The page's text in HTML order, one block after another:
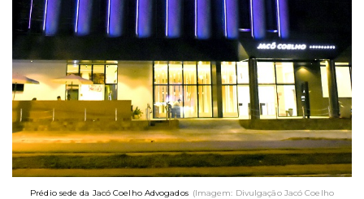
Prédio sede da Jacó Coelho Advogados (Imagem: Divulgação Jacó Coelho